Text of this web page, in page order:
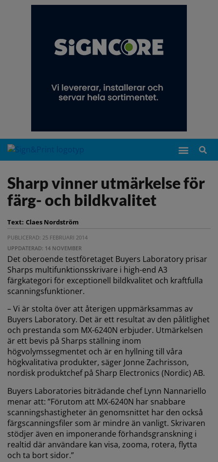
Sharp vinner utmärkelse för
färg- och bildkvalitet
Text: Claes Nordström
PUBLICERAD: 25 FEBRUARI 2014
UPPDATERAD: 14 NOVEMBER
Det oberoende testföretaget Buyers Laboratory prisar
Sharps multifunktionsskrivare i high-end A3
färgkategori för exceptionell bildkvalitet och kraftfulla
scanningsfunktioner.
– Vi är stolta över att återigen uppmärksammas av
Buyers Laboratory. Det är ett resultat av den pålitlighet
och prestanda som MX-6240N erbjuder. Utmärkelsen
är ett bevis på Sharps ställning inom
högvolymssegmentet och är en hyllning till våra
högkvalitativa produkter, säger Jonne Zachrisson,
nordisk produktchef på Sharp Electronics (Nordic) AB.
Buyers Laboratories biträdande chef Lynn Nannariello
menar att: ”Förutom att MX-6240N har snabbare
scanningshastigheter än genomsnittet har den också
färgscanningsfiler som är mindre än vanligt. Skrivaren
stödjer även en imponerande förhandsgranskning i
realtid där användare kan visa, zooma, rotera, flytta
och ta bort sidor.”